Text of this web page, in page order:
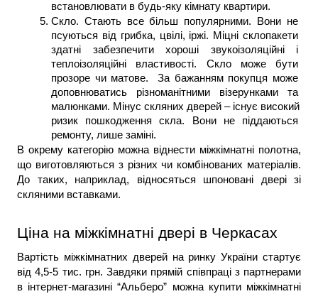
встановлювати в будь-яку кімнату квартири.
Скло. Стають все більш популярними. Вони не
псуються від грибка, цвілі, іржі. Міцні склопакети
здатні забезпечити хороші звукоізоляційні і
теплоізоляційні властивості. Скло може бути
прозоре чи матове.  За бажанням покупця може
доповнюватись різноманітними візерунками та
малюнками. Мінус скляних дверей – існує високий
ризик пошкодження скла. Вони не піддаються
ремонту, лише заміні.
В окрему категорію можна віднести міжкімнатні полотна,
що виготовляються з різних чи комбінованих матеріалів.
До таких, наприклад, відносяться шпоновані двері зі
скляними вставками.
Ціна на міжкімнатні двері в Черкасах
Вартість міжкімнатних дверей на ринку України стартує
від 4,5-5 тис. грн. Завдяки прямій співпраці з партнерами
в інтернет-магазині “Альберо” можна купити міжкімнатні